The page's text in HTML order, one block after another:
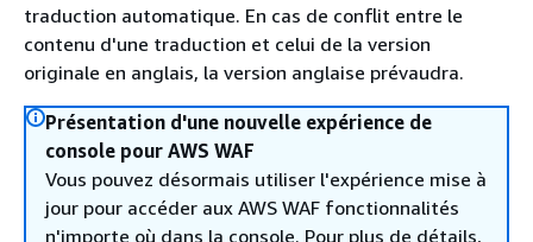
traduction automatique. En cas de conflit entre le
contenu d'une traduction et celui de la version
originale en anglais, la version anglaise prévaudra.
Présentation d'une nouvelle expérience de
console pour AWS WAF
Vous pouvez désormais utiliser l'expérience mise à
jour pour accéder aux AWS WAF fonctionnalités
n'importe où dans la console. Pour plus de détails,